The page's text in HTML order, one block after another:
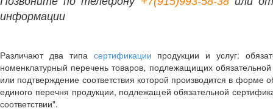
информации
Различают два типа сертификации продукции и услуг:
номенклатурный перечень товаров, подлежащищих
или подтверждение соответствия которой производится в
единого перечня продукции, подлежащей обязательной
соответствии".